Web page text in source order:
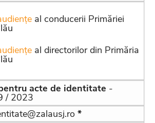
al conducerii Primăriei
al directorilor din Primăria
acte de identitate -
/ 2023
*